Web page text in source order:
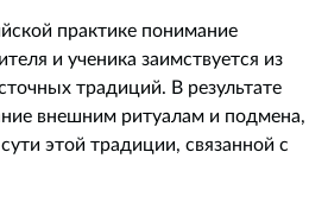
практике понимание
и ученика заимствуется из
традиций. В результате
внешним ритуалам и подмена,
этой традиции, связанной с